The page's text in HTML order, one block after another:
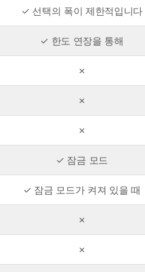
✓ 선택의 폭이 제한적입니다
✓ 한도 연장을 통해
✗
✗
✗
✓ 잠금 모드
✓ 잠금 모드가 켜져 있을 때
✗
✗